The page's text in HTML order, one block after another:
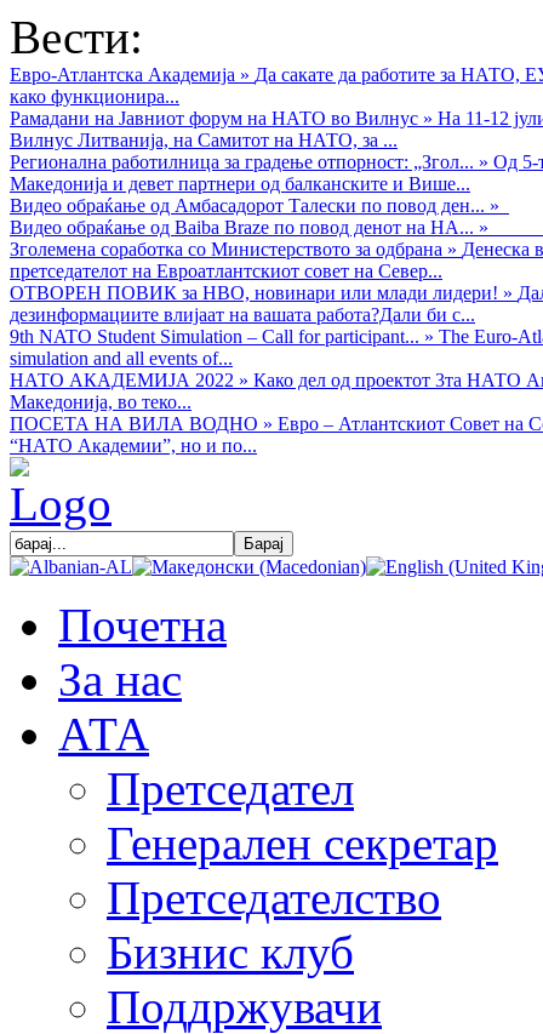
Вести:
Евро-Атлантска Академија » Да сакате да работите за НАТО,
како функционира...
Рамадани на Јавниот форум на НАТО во Вилнус » На 11-12
Вилнус Литванија, на Самитот на НАТО, за ...
Регионална работилница за градење отпорност: „Згол... » Од 5-
Македонија и девет партнери од балканските и Више...
Видео обраќањe од Амбасадорот Талески по повод ден... »
Видео обраќање од Baiba Braze по повод денот на НА... »
Зголемена соработка со Министерството за одбрана » Денеска
претседателот на Евроатлантскиот совет на Север...
ОТВОРЕН ПОВИК за НВО, новинари или млади лидери! »
дезинформациите влијаат на вашата работа?Дали би с...
9th NATO Student Simulation – Call for participant... » The Euro-
simulation and all events of...
НАТО АКАДЕМИЈА 2022 » Како дел од проектот 3та НАТО
Македонија, во теко...
ПОСЕТА НА ВИЛА ВОДНО » Евро – Атлантскиот Совет на
“НАТО Академии”, но и по...
Почетна
За нас
АТА
Претседател
Генерален секретар
Претседателство
Бизнис клуб
Поддржувачи